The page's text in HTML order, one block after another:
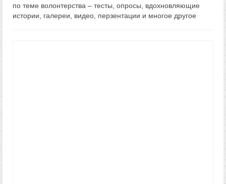
по теме волонтерства – тесты, опросы, вдохновляющие
истории, галереи, видео, перзентации и многое другое